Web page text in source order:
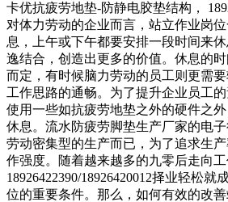
卡优抗疲劳地垫-防静电胶垫结构，
对体力劳动的企业而言，站立作业岗
息，上午或下午都要安排一段时间来
逸结合，创造出更多的价值。休息的
而定，有时候脑力劳动的员工则更需
工作思路的通畅。为了提升企业员工
使用一些如抗疲劳地垫之外的硬件之
休息。流水防疲劳脚垫生产厂家的电
劳动密集型的生产而已，为了追求生
作强度。随着越来越多的九零后走向工
18926422390/18926420012择业轻松就
位的重要条件。那么，如何有效的改